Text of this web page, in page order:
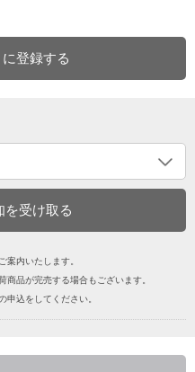
登録する
案内いたします。
品が完売する場合もございます。
込をしてください。